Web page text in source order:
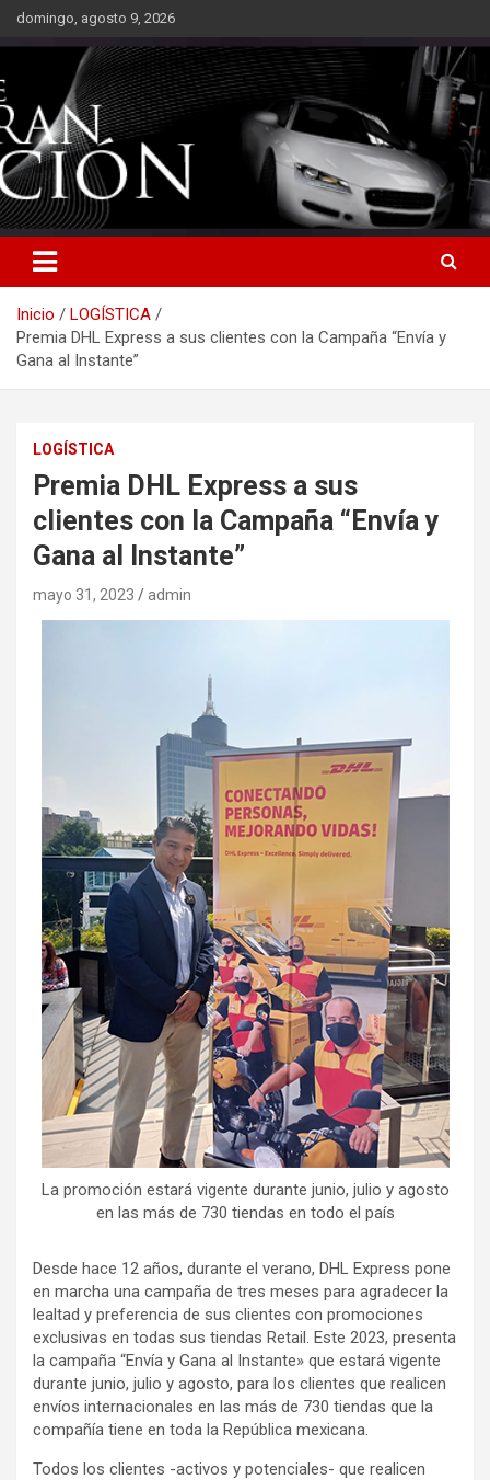
Saltardomingo, agosto 9, 2026
Inicio
LOGÍSTICA
Premia DHL Express a sus clientes con la Campaña “Envía y
Gana al Instante”
LOGÍSTICA
Premia DHL Express a sus
clientes con la Campaña “Envía y
Gana al Instante”
mayo 31, 2023 admin
La promoción estará vigente durante junio, julio y agosto
en las más de 730 tiendas en todo el país
Desde hace 12 años, durante el verano, DHL Express pone
en marcha una campaña de tres meses para agradecer la
lealtad y preferencia de sus clientes con promociones
exclusivas en todas sus tiendas Retail. Este 2023, presenta
la campaña “Envía y Gana al Instante» que estará vigente
durante junio, julio y agosto, para los clientes que realicen
envíos internacionales en las más de 730 tiendas que la
compañía tiene en toda la República mexicana.
Todos los clientes -activos y potenciales- que realicen